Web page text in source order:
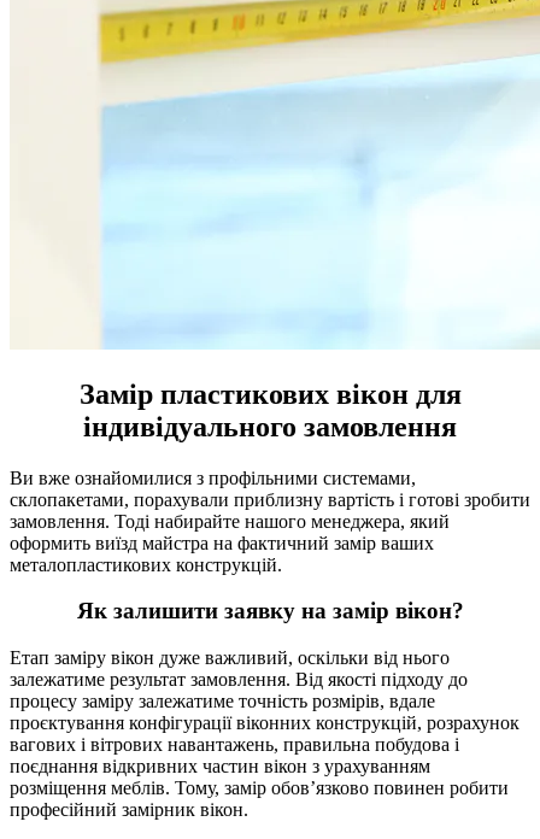
Замір пластикових вікон для
індивідуального замовлення
Ви вже ознайомилися з профільними системами,
склопакетами, порахували приблизну вартість і готові зробити
замовлення. Тоді набирайте нашого менеджера, який
оформить виїзд майстра на фактичний замір ваших
металопластикових конструкцій.
Як залишити заявку на замір вікон?
Етап заміру вікон дуже важливий, оскільки від нього
залежатиме результат замовлення. Від якості підходу до
процесу заміру залежатиме точність розмірів, вдале
проєктування конфігурації віконних конструкцій, розрахунок
вагових і вітрових навантажень, правильна побудова і
поєднання відкривних частин вікон з урахуванням
розміщення меблів. Тому, замір обов’язково повинен робити
професійний замірник вікон.